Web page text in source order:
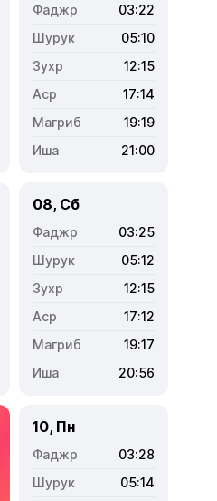
03:22
05:10
12:15
17:14
19:19
21:00
08, Сб
03:25
05:12
12:15
17:12
19:17
20:56
10, Пн
03:28
05:14